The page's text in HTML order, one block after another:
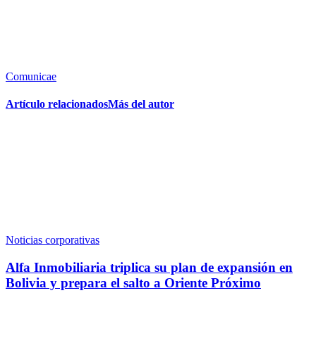
Comunicae
Artículo relacionadosMás del autor
Noticias corporativas
Alfa Inmobiliaria triplica su plan de expansión en
Bolivia y prepara el salto a Oriente Próximo